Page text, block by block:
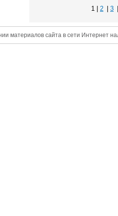
1 | 2 3
материалов сайта в сети Интернет